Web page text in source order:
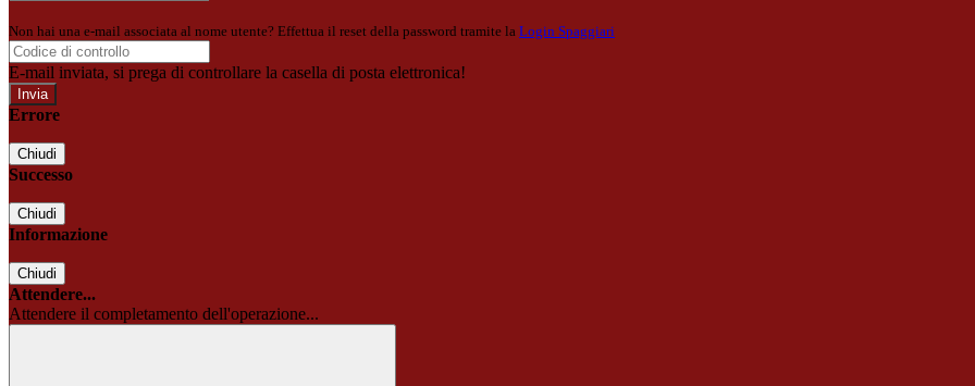
Non hai una e-mail associata al nome utente? Effettua il reset della password tramite la Login Spaggiari
E-mail inviata, si prega di controllare la casella di posta elettronica!
Errore
Chiudi
Successo
Chiudi
Informazione
Chiudi
Attendere...
Attendere il completamento dell'operazione...